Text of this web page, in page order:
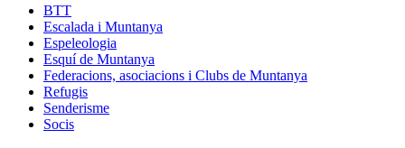
BTT
Escalada i Muntanya
Espeleologia
Esquí de Muntanya
Federacions, asociacions i Clubs de Muntanya
Refugis
Senderisme
Socis